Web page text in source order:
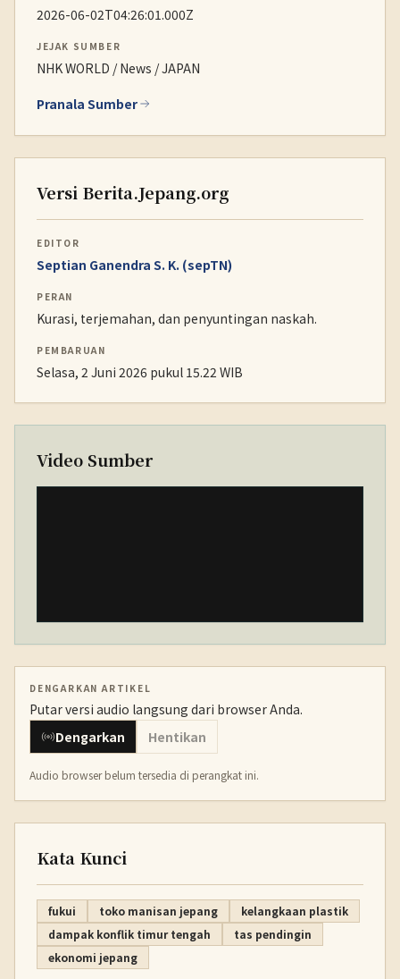
2026-06-02T04:26:01.000Z
JEJAK SUMBER
NHK WORLD / News / JAPAN
Pranala Sumber
Versi Berita.Jepang.org
EDITOR
Septian Ganendra S. K. (sepTN)
PERAN
Kurasi, terjemahan, dan penyuntingan naskah.
PEMBARUAN
Selasa, 2 Juni 2026 pukul 15.22 WIB
Video Sumber
DENGARKAN ARTIKEL
Putar versi audio langsung dari browser Anda.
Dengarkan
Hentikan
Audio browser belum tersedia di perangkat ini.
Kata Kunci
fukui toko manisan jepang
kelangkaan plastik
dampak konflik timur tengah
tas pendingin
ekonomi jepang